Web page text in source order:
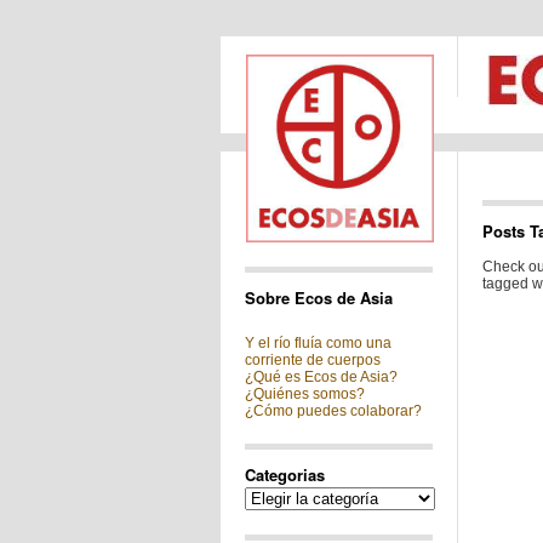
Sobre Ecos de Asia
Y el río fluía como una
corriente de cuerpos
¿Qué es Ecos de Asia?
¿Quiénes somos?
¿Cómo puedes colaborar?
Categorias
Categorias
Posts
Check
tagged